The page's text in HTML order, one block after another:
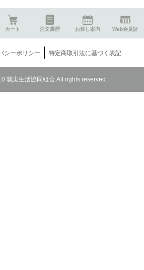
カート 注文履歴 お渡し案内 Web会員証
シーポリシー 特定商取引法に基づく表記
就実生活協同組合.All rights reserved.